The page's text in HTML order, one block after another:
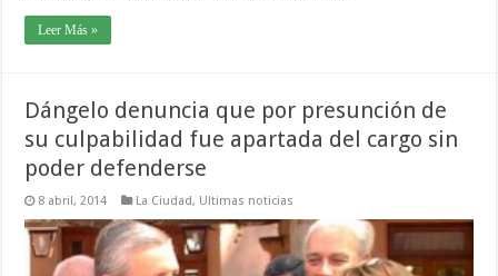
Leer Más »
Dángelo denuncia que por presunción de
su culpabilidad fue apartada del cargo sin
poder defenderse
8 abril, 2014 La Ciudad, Ultimas noticias